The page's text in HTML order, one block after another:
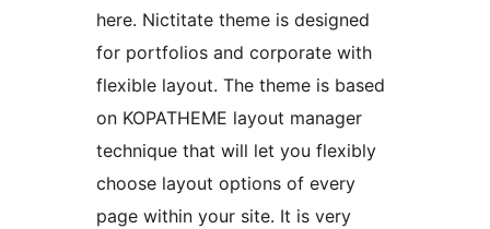
here. Nictitate theme is designed
for portfolios and corporate with
flexible layout. The theme is based
on KOPATHEME layout manager
technique that will let you flexibly
choose layout options of every
page within your site. It is very